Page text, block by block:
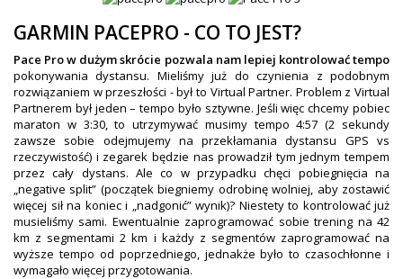
GARMIN PACEPRO - CO TO JEST?
Pace Pro w dużym skrócie pozwala nam lepiej kontrolować tempo
pokonywania dystansu. Mieliśmy już do czynienia z podobnym
rozwiązaniem w przeszłości - był to Virtual Partner. Problem z Virtual
Partnerem był jeden – tempo było sztywne. Jeśli więc chcemy pobiec
maraton w 3:30, to utrzymywać musimy tempo 4:57 (2 sekundy
zawsze sobie odejmujemy na przekłamania dystansu GPS vs
rzeczywistość) i zegarek będzie nas prowadził tym jednym tempem
przez cały dystans. Ale co w przypadku chęci pobiegnięcia na
„negative split” (początek biegniemy odrobinę wolniej, aby zostawić
więcej sił na koniec i „nadgonić” wynik)? Niestety to kontrolować już
musieliśmy sami. Ewentualnie zaprogramować sobie trening na 42
km z segmentami 2 km i każdy z segmentów zaprogramować na
wyższe tempo od poprzedniego, jednakże było to czasochłonne i
wymagało więcej przygotowania.